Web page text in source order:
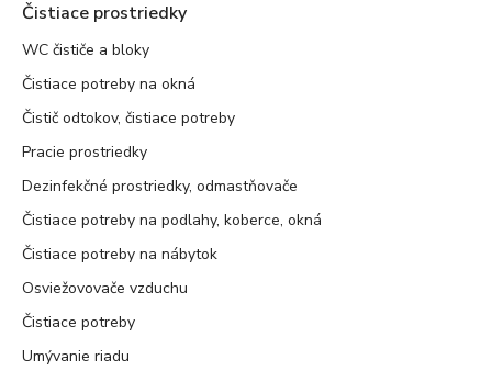
Čistiace prostriedky
WC čističe a bloky
Čistiace potreby na okná
Čistič odtokov, čistiace potreby
Pracie prostriedky
Dezinfekčné prostriedky, odmastňovače
Čistiace potreby na podlahy, koberce, okná
Čistiace potreby na nábytok
Osviežovovače vzduchu
Čistiace potreby
Umývanie riadu